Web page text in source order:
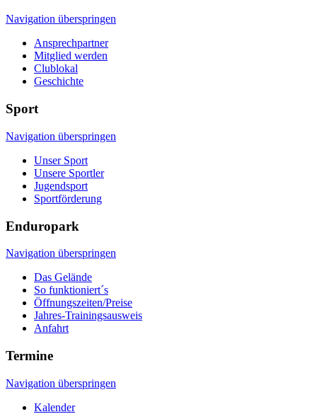
Navigation überspringen
Ansprechpartner
Mitglied werden
Clublokal
Geschichte
Sport
Navigation überspringen
Unser Sport
Unsere Sportler
Jugendsport
Sportförderung
Enduropark
Navigation überspringen
Das Gelände
So funktioniert´s
Öffnungszeiten/Preise
Jahres-Trainingsausweis
Anfahrt
Termine
Navigation überspringen
Kalender